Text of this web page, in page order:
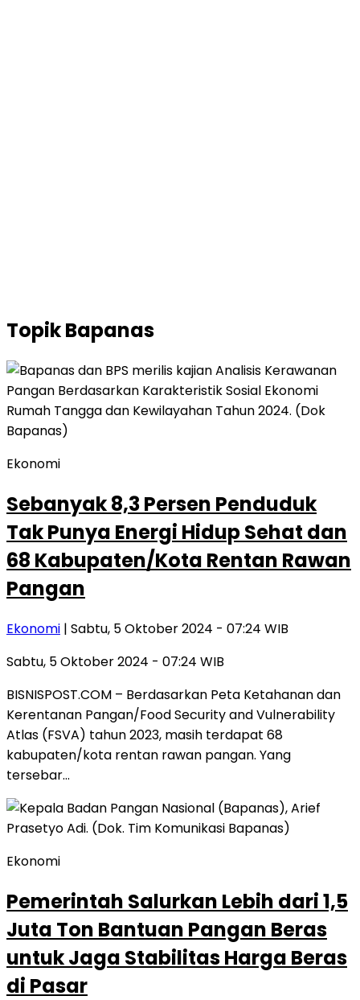
TopikBapanas
Ekonomi
Sebanyak 8,3 Persen Penduduk
Tak Punya Energi Hidup Sehat dan
68 Kabupaten/Kota Rentan Rawan
Pangan
Ekonomi | Sabtu, 5 Oktober 2024 - 07:24 WIB
Sabtu, 5 Oktober 2024 - 07:24 WIB
BISNISPOST.COM – Berdasarkan Peta Ketahanan dan
Kerentanan Pangan/Food Security and Vulnerability
Atlas (FSVA) tahun 2023, masih terdapat 68
kabupaten/kota rentan rawan pangan. Yang
tersebar…
Ekonomi
Pemerintah Salurkan Lebih dari 1,5
Juta Ton Bantuan Pangan Beras
untuk Jaga Stabilitas Harga Beras
di Pasar